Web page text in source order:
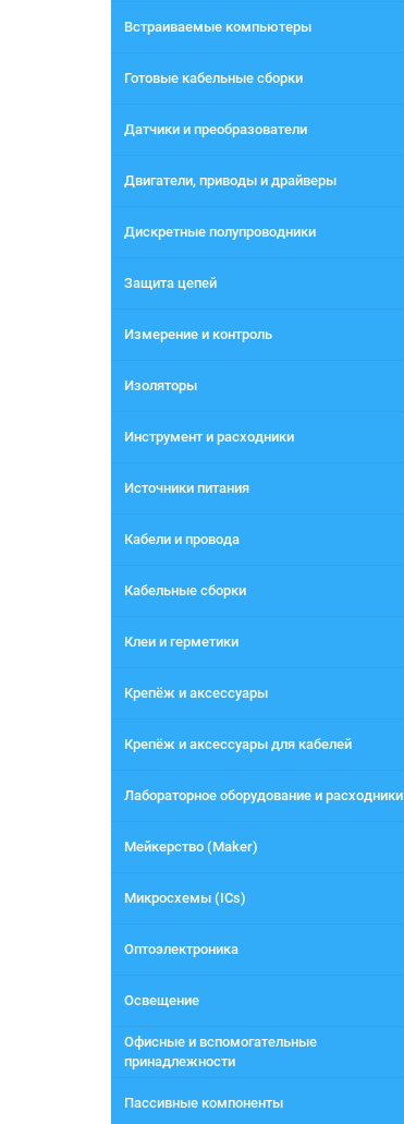
Встраиваемые компьютеры
Готовые кабельные сборки
Датчики и преобразователи
Двигатели, приводы и драйверы
Дискретные полупроводники
Защита цепей
Измерение и контроль
Изоляторы
Инструмент и расходники
Источники питания
Кабели и провода
Кабельные сборки
Клеи и герметики
Крепёж и аксессуары
Крепёж и аксессуары для кабелей
Лабораторное оборудование и расходники
Мейкерство (Maker)
Микросхемы (ICs)
Оптоэлектроника
Освещение
Офисные и вспомогательные
принадлежности
Пассивные компоненты